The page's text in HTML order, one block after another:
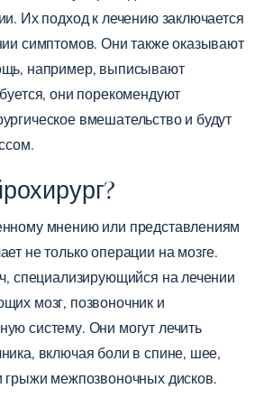
Их подход к лечению заключается
симптомов. Они также оказывают
например, выписывают
они порекомендуют
вмешательство и будут
мнению или представлениям
не только операции на мозге.
специализирующийся на лечении
мозг, позвоночник и
систему. Они могут лечить
включая боли в спине, шее,
грыжи межпозвоночных дисков.